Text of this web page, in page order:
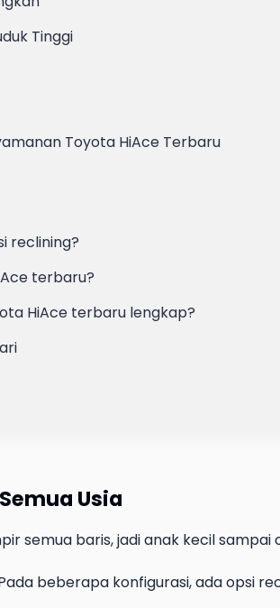
Tinggi
Toyota HiAce Terbaru
reclining?
terbaru?
HiAce terbaru lengkap?
Usia
semua baris, jadi anak kecil
beberapa konfigurasi, ada opsi